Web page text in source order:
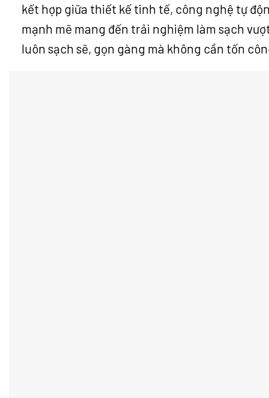
kết hợp giữa thiết kế tinh tế, công nghệ tự
mạnh mẽ mang đến trải nghiệm làm sạch
luôn sạch sẽ, gọn gàng mà không cần tốn